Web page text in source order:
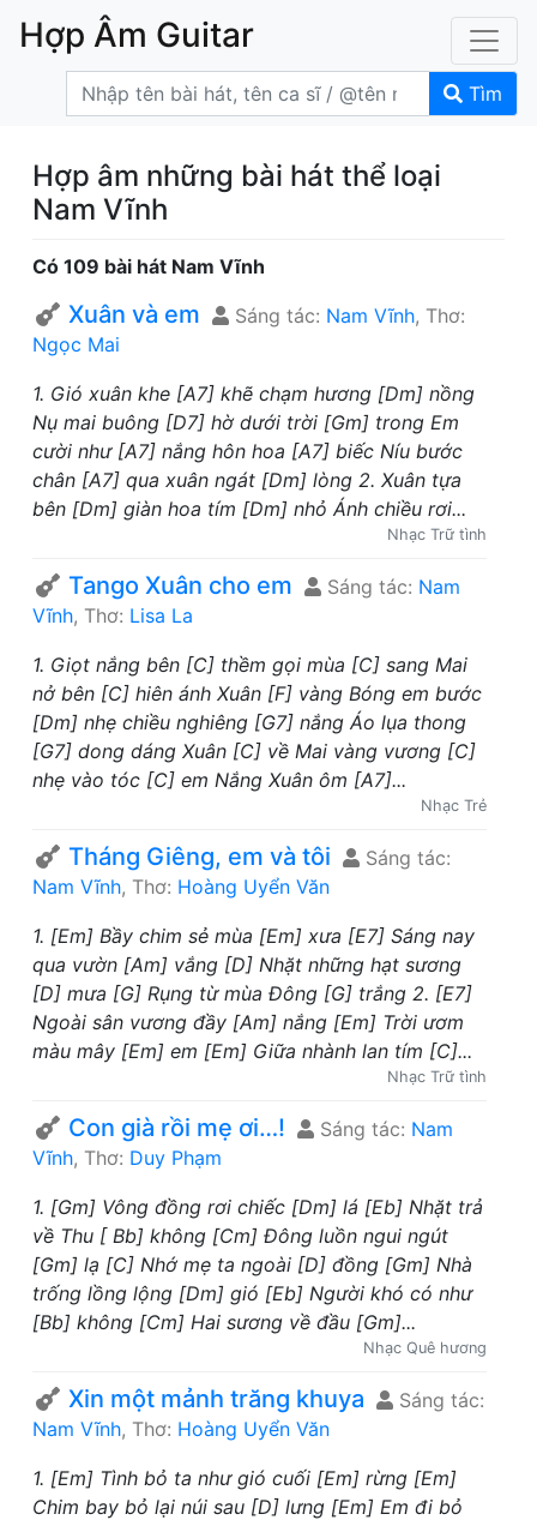
Hợp Âm Guitar
Tìm
Hợp âm những bài hát thể loại
Nam Vĩnh
Có 109 bài hát Nam Vĩnh
Xuân và em Sáng tác: Nam Vĩnh, Thơ:
Ngọc Mai
1. Gió xuân khe [A7] khẽ chạm hương [Dm] nồng
Nụ mai buông [D7] hờ dưới trời [Gm] trong Em
cười như [A7] nắng hôn hoa [A7] biếc Níu bước
chân [A7] qua xuân ngát [Dm] lòng 2. Xuân tựa
bên [Dm] giàn hoa tím [Dm] nhỏ Ánh chiều rơi...
Nhạc Trữ tình
Tango Xuân cho em Sáng tác: Nam
Vĩnh, Thơ: Lisa La
1. Giọt nắng bên [C] thềm gọi mùa [C] sang Mai
nở bên [C] hiên ánh Xuân [F] vàng Bóng em bước
[Dm] nhẹ chiều nghiêng [G7] nắng Áo lụa thong
[G7] dong dáng Xuân [C] về Mai vàng vương [C]
nhẹ vào tóc [C] em Nắng Xuân ôm [A7]...
Nhạc Trẻ
Tháng Giêng, em và tôi
Sáng tác:
Nam Vĩnh, Thơ: Hoàng Uyển Văn
1. [Em] Bầy chim sẻ mùa [Em] xưa [E7] Sáng nay
qua vườn [Am] vắng [D] Nhặt những hạt sương
[D] mưa [G] Rụng từ mùa Đông [G] trắng 2. [E7]
Ngoài sân vương đầy [Am] nắng [Em] Trời ươm
màu mây [Em] em [Em] Giữa nhành lan tím [C]...
Nhạc Trữ tình
Con già rồi mẹ ơi…! Sáng tác: Nam
Vĩnh, Thơ: Duy Phạm
1. [Gm] Vông đồng rơi chiếc [Dm] lá [Eb] Nhặt trả
về Thu [ Bb] không [Cm] Đông luồn ngui ngút
[Gm] lạ [C] Nhớ mẹ ta ngoài [D] đồng [Gm] Nhà
trống lồng lộng [Dm] gió [Eb] Người khó có như
[Bb] không [Cm] Hai sương về đầu [Gm]...
Nhạc Quê hương
Xin một mảnh trăng khuya
Sáng tác:
Nam Vĩnh, Thơ: Hoàng Uyển Văn
1. [Em] Tình bỏ ta như gió cuối [Em] rừng [Em]
Chim bay bỏ lại núi sau [D] lưng [Em] Em đi bỏ